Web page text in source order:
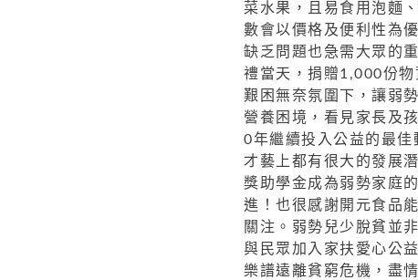
菜水果，且易食用泡麵
數會以價格及便利性為
缺乏問題也急需大眾的
禮當天，捐贈1,000份
艱困無奈氛圍下，讓弱
營養困境，看見家長及
0年繼續投入公益的最
才藝上都有很大的發展
獎助學金成為弱勢家庭
進！也很感謝開元食品
關注。弱勢兒少脫貧並
與民眾加入家扶愛心公
樂譜遠離貧窮危機，盡